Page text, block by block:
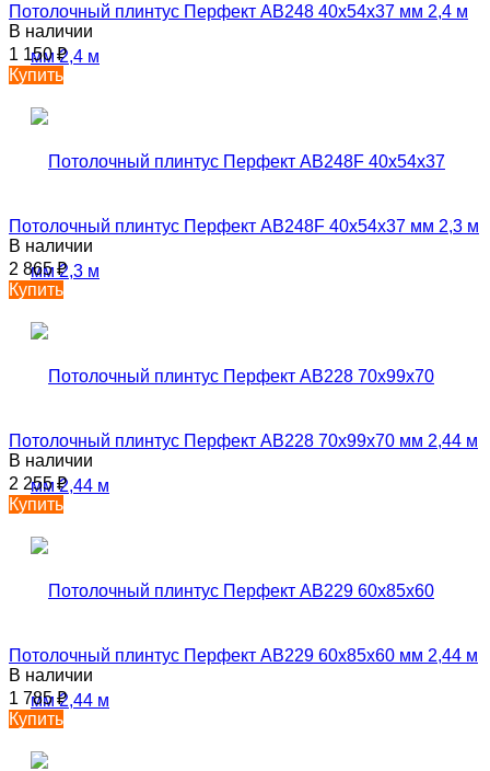
Потолочный плинтус Перфект AB248 40х54х37 мм 2,4 м
В наличии
1 150₽
Купить
Потолочный плинтус Перфект AB248F 40х54х37 мм 2,3 м
В наличии
2 865₽
Купить
Потолочный плинтус Перфект AB228 70х99х70 мм 2,44 м
В наличии
2 255₽
Купить
Потолочный плинтус Перфект AB229 60х85х60 мм 2,44 м
В наличии
1 785₽
Купить